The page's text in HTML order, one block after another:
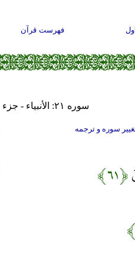
فهرست قرآن
سوره ۲۱: الأنبياء - جزء ۱۷ - ترجمه انصاریان
سوره و ترجمه
﴿۶۱﴾